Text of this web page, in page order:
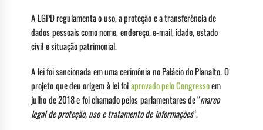
A LGPD regulamenta o uso, a proteção e a transferência de
dados pessoais como nome, endereço, e-mail, idade, estado
civil e situação patrimonial.
A lei foi sancionada em uma cerimônia no Palácio do Planalto. O
projeto que deu origem à lei foiaprovado pelo Congressoem
julho de 2018 e foi chamado pelos parlamentares de “marco
legal de proteção, uso e tratamento de informações“.